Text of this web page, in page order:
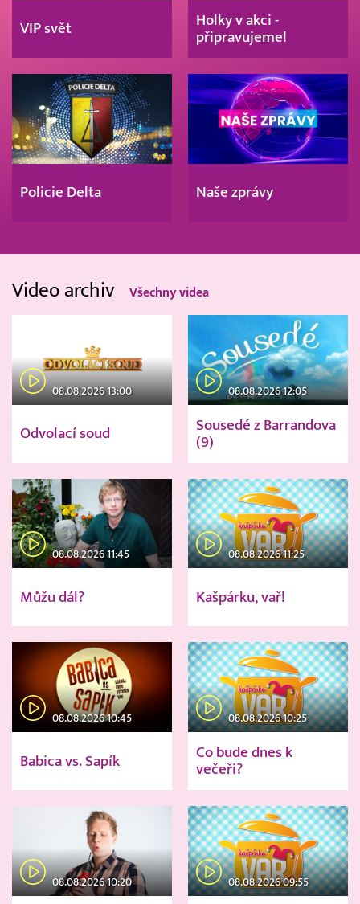
VIP svět
Holky v akci -
připravujeme!
Policie Delta Naše zprávy
Video archiv Všechny videa
08.08.2026 13:00
Odvolací soud
08.08.2026 12:05
Sousedé z Barrandova
(9)
08.08.2026 11:45
Můžu dál?
08.08.2026 11:25
Kašpárku, vař!
08.08.2026 10:45
Babica vs. Sapík
08.08.2026 10:25
Co bude dnes k
večeři?
08.08.2026 10:20 08.08.2026 09:55